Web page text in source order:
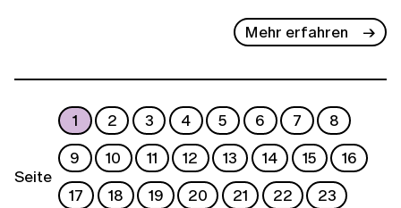
Mehr erfahren
Seite
1 2 3 4 5 6 7
8
9
10 11 12 13 14 15
16
17
18 19 20 21 22
23